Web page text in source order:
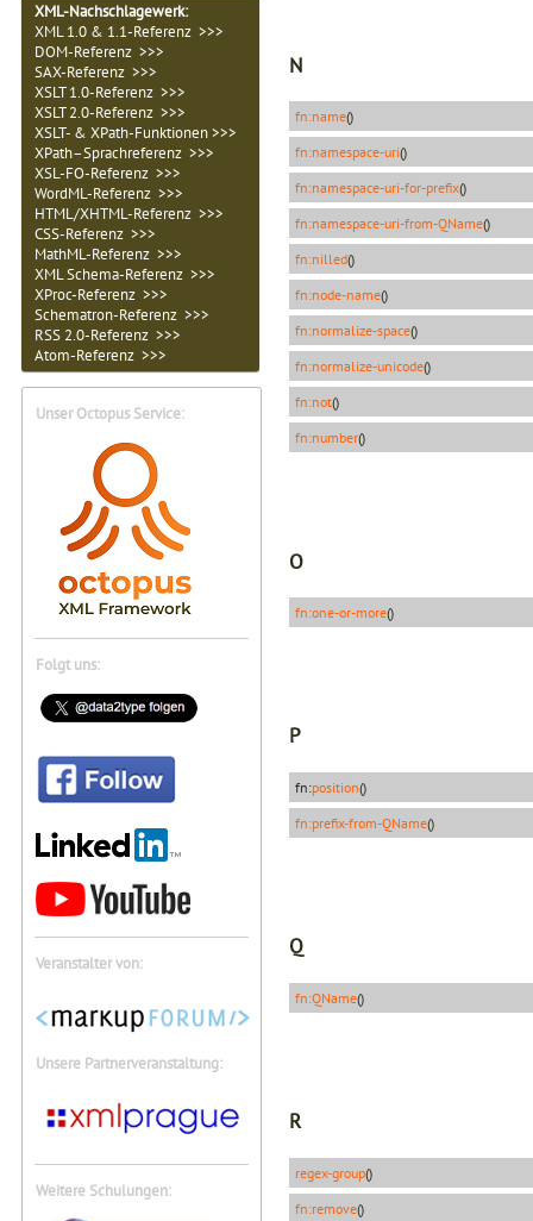
XML-Nachschlagewerk:
XML 1.0 & 1.1-Referenz >>>
DOM-Referenz >>>
SAX-Referenz >>>
XSLT 1.0-Referenz >>>
XSLT 2.0-Referenz >>>
XSLT- & XPath-Funktionen >>>
XPath–Sprachreferenz >>>
XSL-FO-Referenz >>>
WordML-Referenz >>>
HTML/XHTML-Referenz >>>
CSS-Referenz >>>
MathML-Referenz >>>
XML Schema-Referenz >>>
XProc-Referenz >>>
Schematron-Referenz >>>
RSS 2.0-Referenz >>>
Atom-Referenz >>>
Unser Octopus Service:
Folgt uns:
Veranstalter von:
Unsere Partnerveranstaltung:
Weitere Schulungen:
N
fn:name()
fn:namespace-uri()
fn:namespace-uri-for-prefix()
fn:namespace-uri-from-QName()
fn:nilled()
fn:node-name()
fn:normalize-space()
fn:normalize-unicode()
fn:not()
fn:number()
O
fn:one-or-more()
P
fn:position()
fn:prefix-from-QName()
Q
fn:QName()
R
regex-group()
fn:remove()